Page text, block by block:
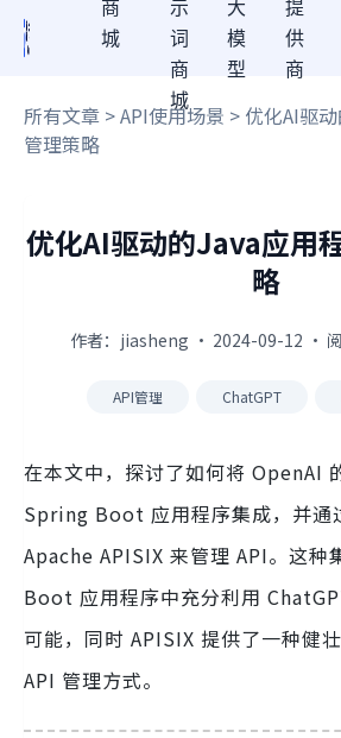
商
城
示
词
商
城
大
模
型
提
供
商
所有文章 >API使用场景 > 优化AI驱
管理策略
优化AI驱动的Java应用
略
作者：jiasheng · 2024-09-12 ·
API管理 ChatGPT
在本文中，探讨了如何将 OpenAI
Spring Boot 应用程序集成，并通
Apache APISIX 来管理 API。这
Boot 应用程序中充分利用
可能，同时 APISIX 提供了一种健
API 管理方式。